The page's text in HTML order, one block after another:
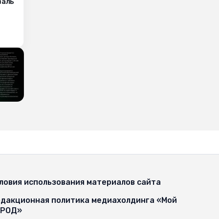
использования материалов сайта
политика медиахолдинга «Мой